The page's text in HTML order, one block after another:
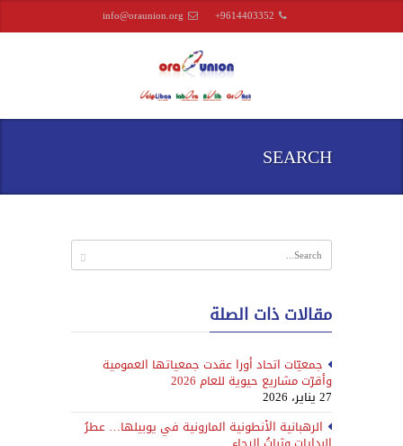
info@oraunion.org +9614403352
SEARCH
مقالات ذات الصلة
جمعيّات اتحاد أورا عقدت جمعياتها العمومية
وأقرّت مشاريع حيوية للعام 2026
27 يناير، 2026
الرهبانية الأنطونية المارونية في يوبيلها… عطرُ